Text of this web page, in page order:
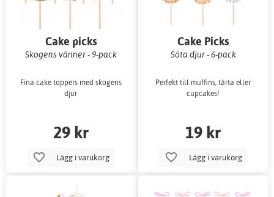
Cake picks
Skogens vänner - 9-pack
Fina cake toppers med skogens
djur
29 kr
Lägg i varukorg
Cake Picks
Söta djur - 6-pack
Perfekt till muffins, tårta eller
cupcakes!
19 kr
Lägg i varukorg